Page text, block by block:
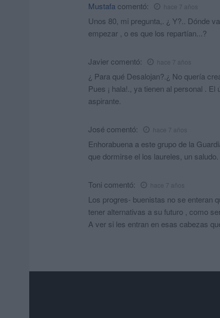
Mustafa comentó: hace 7 años
Unos 80, mi pregunta,. ¿ Y?.. Dónde
empezar , o es que los repartían...?
Javier comentó: hace 7 años
¿ Para qué Desalojan?.¿ No quería
Pues ¡ hala!., ya tienen al personal .
aspirante.
José comentó: hace 7 años
Enhorabuena a este grupo de la
que dormirse el los laureles, un saludo.
Toni comentó: hace 7 años
Los progres- buenistas no se enteran
tener alternativas a su futuro , como
A ver si les entran en esas cabezas